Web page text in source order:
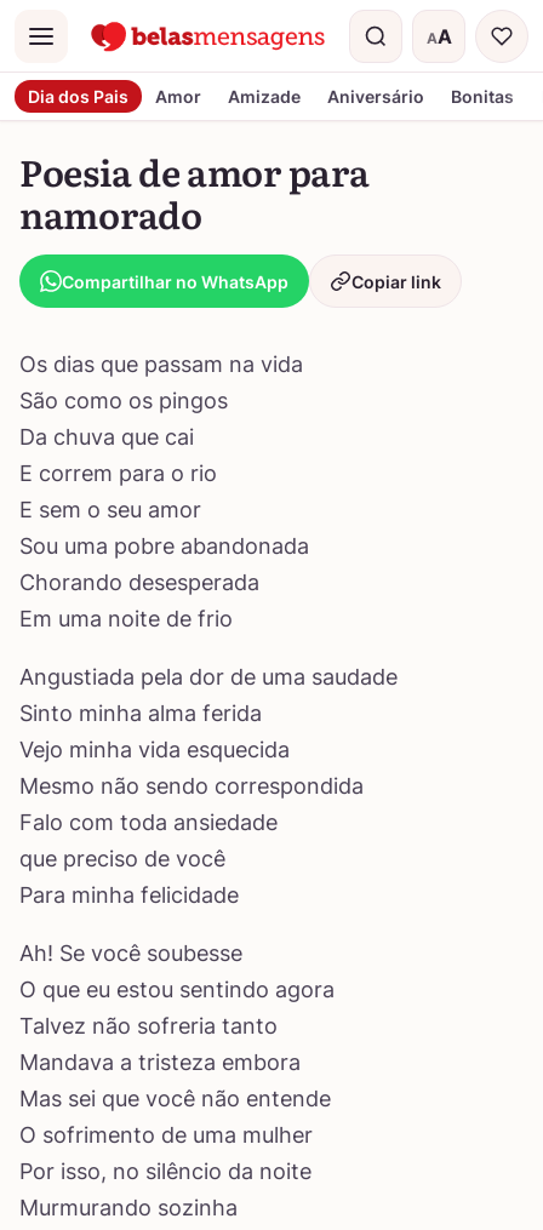
Menu AA
Tamanho do
Dia dos Pais Amor Amizade Aniversário Bonitas
Poesia de amor para
namorado
Compartilhar no WhatsApp Copiar link
Os dias que passam na vida
São como os pingos
Da chuva que cai
E correm para o rio
E sem o seu amor
Sou uma pobre abandonada
Chorando desesperada
Em uma noite de frio
Angustiada pela dor de uma saudade
Sinto minha alma ferida
Vejo minha vida esquecida
Mesmo não sendo correspondida
Falo com toda ansiedade
que preciso de você
Para minha felicidade
Ah! Se você soubesse
O que eu estou sentindo agora
Talvez não sofreria tanto
Mandava a tristeza embora
Mas sei que você não entende
O sofrimento de uma mulher
Por isso, no silêncio da noite
Murmurando sozinha